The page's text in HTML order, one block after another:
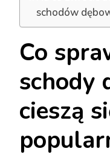
schodów
Co
schody
cieszą